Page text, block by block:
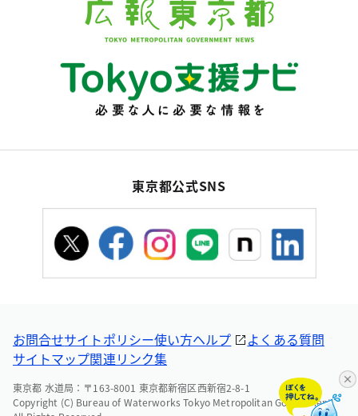
東京都公式SNS
お問合せサイトポリシー使い方ヘルプ
よくある質問
サイトマップ関連リンク集
東京都 水道局：〒163-8001 東京都新宿区西新宿2-8-1
Copyright (C) Bureau of Waterworks Tokyo Metropolitan Government.